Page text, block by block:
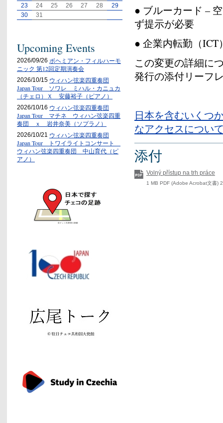
● ブルーカード –
ず提示が必要
● 企業内転勤（ICT
この変更の詳細に
発行の添付リーフ
日本を含むいくつ
なアクセスについ
添付
Volný přístup na trh práce
1 MB PDF (Adobe Acrobat文書)
23
24 25 26 27 28
29
30
31
Upcoming Events
2026/09/26 ボヘミアン・フィルハーモ
ニック 第12回定期演奏会
2026/10/15 ウィハン弦楽四重奏団
Japan Tour ソワレ ミハル・カニュカ
（チェロ）Ｘ 安藤裕子（ピアノ）
2026/10/16 ウィハン弦楽四重奏団
Japan Tour マチネ ウィハン弦楽四重
奏団 ｘ 岩井奈美（ソプラノ）
2026/10/21 ウィハン弦楽四重奏団
Japan Tour トワイライトコンサート
ウィハン弦楽四重奏団 中山育代（ピ
アノ）